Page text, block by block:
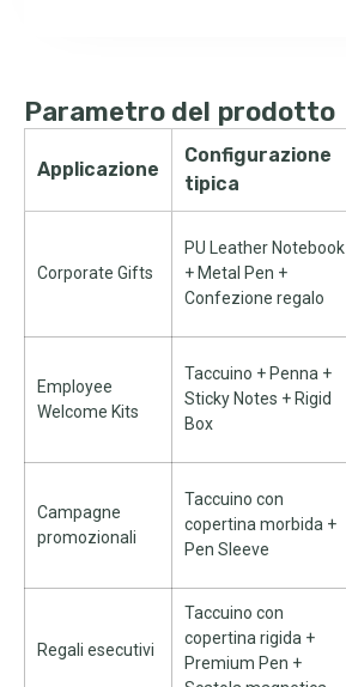
Parametro del prodotto
Applicazione
Configurazione
tipica
Corporate Gifts
PU Leather Notebook
+ Metal Pen +
Confezione regalo
Employee
Welcome Kits
Taccuino + Penna +
Sticky Notes + Rigid
Box
Campagne
promozionali
Taccuino con
copertina morbida +
Pen Sleeve
Regali esecutivi
Taccuino con
copertina rigida +
Premium Pen +